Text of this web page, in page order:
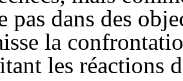
pas dans des
la
les réactions